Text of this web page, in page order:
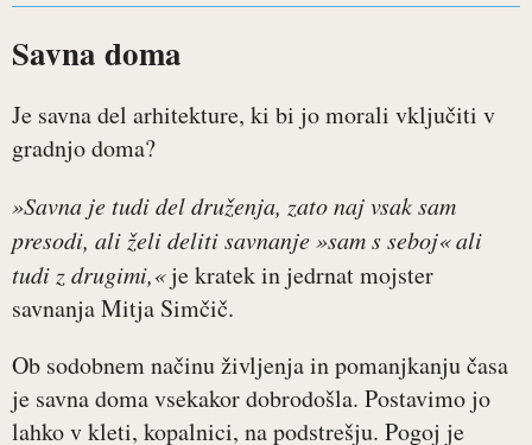
Savna doma
Je savna del arhitekture, ki bi jo morali vključiti v
gradnjo doma?
»Savna je tudi del druženja, zato naj vsak sam
presodi, ali želi deliti savnanje »sam s seboj« ali
tudi z drugimi,«je kratek in jedrnat mojster
savnanja Mitja Simčič.
Ob sodobnem načinu življenja in pomanjkanju časa
je savna doma vsekakor dobrodošla. Postavimo jo
lahko v kleti, kopalnici, na podstrešju. Pogoj je